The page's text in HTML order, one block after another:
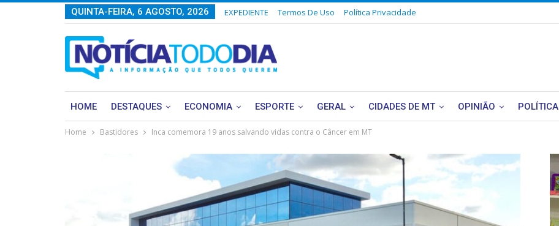
QUINTA-FEIRA, 6 AGOSTO, 2026 EXPEDIENTE Termos De Uso Política Privacidade
HOME DESTAQUES ECONOMIA ESPORTE GERAL CIDADES DE MT OPINIÃO POLÍTICA
Home Bastidores Inca comemora 19 anos salvando vidas contra o Câncer em MT